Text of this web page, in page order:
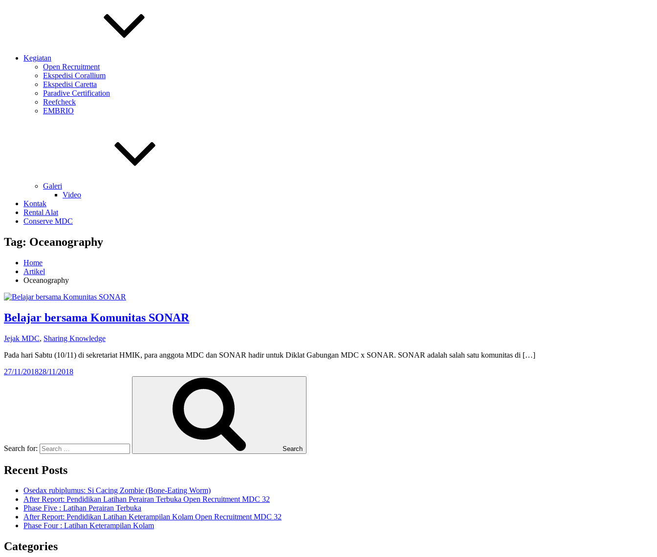
Kegiatan
Open Recruitment
Ekspedisi Corallium
Ekspedisi Caretta
Paradive Certification
Reefcheck
EMBRIO
Galeri
Video
Kontak
Rental Alat
Conserve MDC
Tag: Oceanography
Home
Artikel
Oceanography
Belajar bersama Komunitas SONAR
Jejak MDC, Sharing Knowledge
Pada hari Sabtu (10/11) di sekretariat HMIK, para anggota MDC dan SONAR hadir untuk Diklat Gabungan MDC x SONAR. SONAR adalah salah satu komunitas di […]
27/11/201828/11/2018
Search for: Search
Recent Posts
Osedax rubiplumus: Si Cacing Zombie (Bone-Eating Worm)
After Report: Pendidikan Latihan Perairan Terbuka Open Recruitment MDC 32
Phase Five : Latihan Perairan Terbuka
After Report: Pendidikan Latihan Keterampilan Kolam Open Recruitment MDC 32
Phase Four : Latihan Keterampilan Kolam
Categories